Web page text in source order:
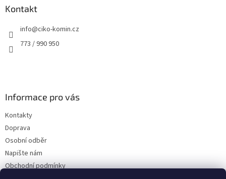
Kontakt
info@ciko-komin.cz
773 / 990 950
Informace pro vás
Kontakty
Doprava
Osobní odběr
Napište nám
Obchodní podmínky